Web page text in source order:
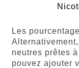
Les
neutres prêtes
pouvez ajouter